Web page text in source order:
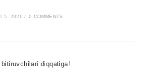
5, 2026 / 0 COMMENTS
bitiruvchilari diqqatiga!